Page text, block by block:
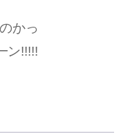
かっ
!!!!!